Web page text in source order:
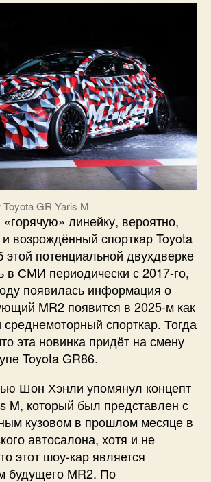
GR Yaris M
линейку, вероятно,
возрождённый спорткар Toyota
потенциальной двухдверке
в СМИ периодически с 2017-го,
появилась информация о
MR2 появится в 2025-м как
спорткар. Тогда
эта новинка придёт на смену
Toyota GR86.
Шон Хэнли упомянул концепт
M, который был представлен с
кузовом в прошлом месяце в
автосалона, хотя и не
этот шоу-кар является
будущего MR2. По